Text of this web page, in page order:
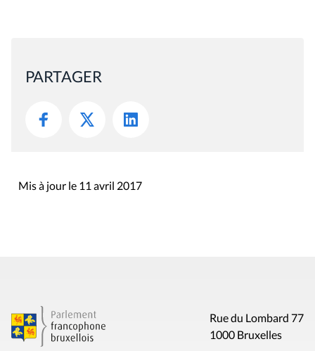
PARTAGER
Mis à jour le 11 avril 2017
Rue du Lombard 77
1000 Bruxelles